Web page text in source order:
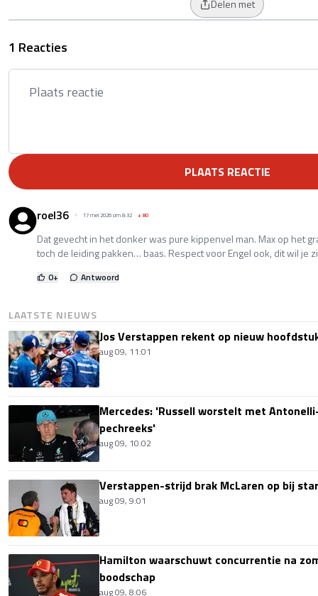
Delen met
1 Reacties
PLAATS REACTIE
roel36 17 mei 2026 om 8:32 +80
Dat gevecht in het donker was pure kippenvel man. Max op het
toch de leiding pakken… baas. Respect voor Engel ook, dit wil je
0+ Antwoord
LAATSTE NIEUWS
Jos Verstappen rekent op nieuw
aug 09, 11:01
Mercedes: 'Russell worstelt met
pechreeks'
aug 09, 10:02
Verstappen-strijd brak McLaren op bij
aug 09, 9:01
Hamilton waarschuwt concurrentie na
boodschap
aug 09, 8:06